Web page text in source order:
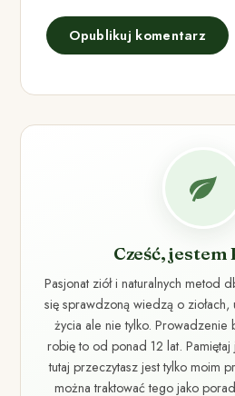
Cześć, jestem
Pasjonat ziół i naturalnych metod
się sprawdzoną wiedzą o
życia ale nie tylko. Prowadzenie
robię to od ponad 12 lat.
tutaj przeczytasz jest tylko moim
można traktować tego jako